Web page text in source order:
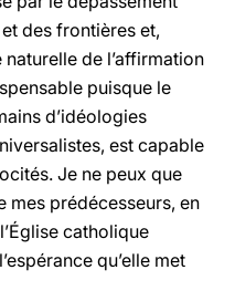
des frontières et,
de l’affirmation
puisque le
d’idéologies
est capable
Je ne peux que
mes prédécesseurs, en
catholique
qu’elle met